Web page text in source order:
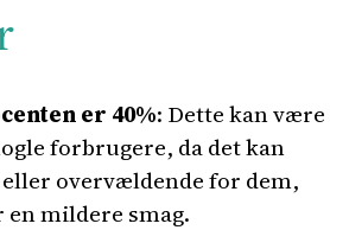
er 40%: Dette kan være
forbrugere, da det kan
overvældende for dem,
mildere smag.